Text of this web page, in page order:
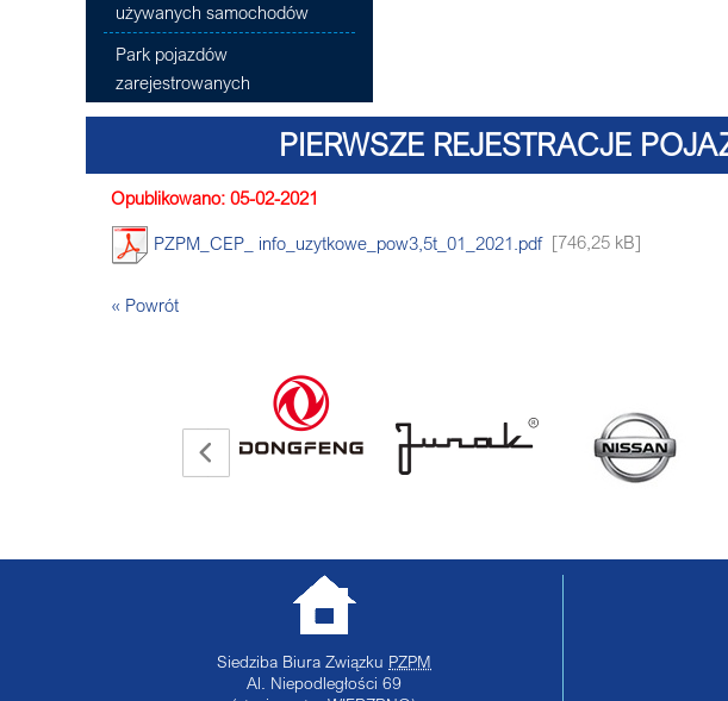
używanych samochodów
Park pojazdów
zarejestrowanych
PIERWSZE REJESTRACJE
Opublikowano: 05-02-2021
PZPM_CEP_ info_uzytkowe_pow3,5t_01_2021.pdf [746,25 kB]
« Powrót
Siedziba Biura Związku PZPM
Al. Niepodległości 69